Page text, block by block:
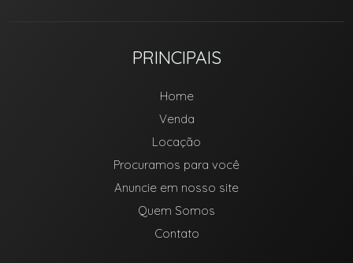
PRINCIPAIS
Home
Venda
Locação
Procuramos para você
Anuncie em nosso site
Quem Somos
Contato